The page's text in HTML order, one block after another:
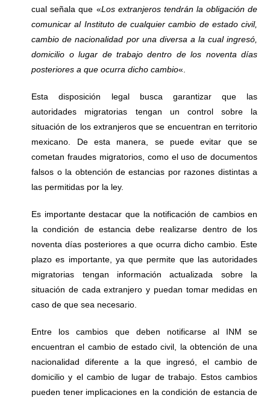
cual señala que «Los extranjeros tendrán la obligación de
comunicar al Instituto de cualquier cambio de estado civil,
cambio de nacionalidad por una diversa a la cual ingresó,
domicilio o lugar de trabajo dentro de los noventa días
posteriores a que ocurra dicho cambio«.
Esta disposición legal busca garantizar que las
autoridades migratorias tengan un control sobre la
situación de los extranjeros que se encuentran en territorio
mexicano. De esta manera, se puede evitar que se
cometan fraudes migratorios, como el uso de documentos
falsos o la obtención de estancias por razones distintas a
las permitidas por la ley.
Es importante destacar que la notificación de cambios en
la condición de estancia debe realizarse dentro de los
noventa días posteriores a que ocurra dicho cambio. Este
plazo es importante, ya que permite que las autoridades
migratorias tengan información actualizada sobre la
situación de cada extranjero y puedan tomar medidas en
caso de que sea necesario.
Entre los cambios que deben notificarse al INM se
encuentran el cambio de estado civil, la obtención de una
nacionalidad diferente a la que ingresó, el cambio de
domicilio y el cambio de lugar de trabajo. Estos cambios
pueden tener implicaciones en la condición de estancia de